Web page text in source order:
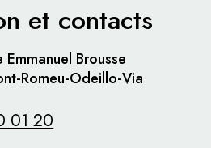
et contacts
Emmanuel Brousse
Romeu-Odeillo-Via
01 20